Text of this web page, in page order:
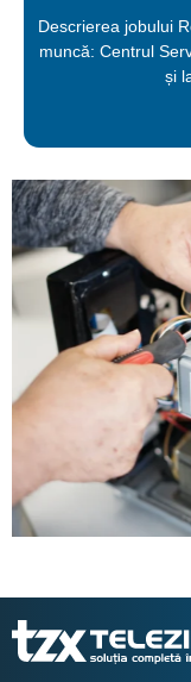
Descrierea jobului
muncă: Centrul
și